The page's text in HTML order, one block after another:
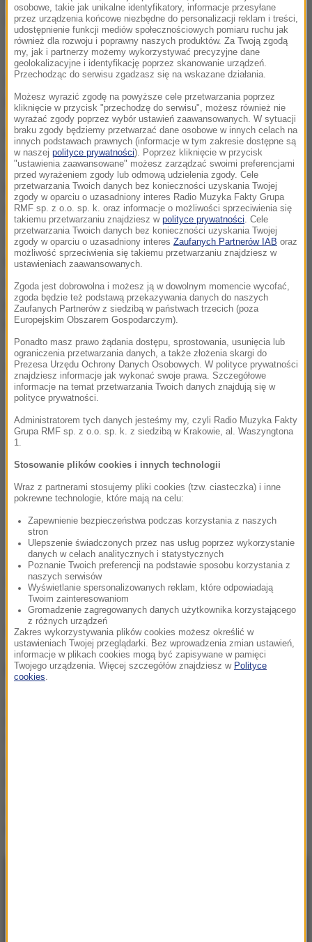
Kokaina była ukryta w pojemnikach na akumulatory wózka inwalidzkiego
57-letni mieszkaniec Curaçao został zatrzymany na
lotnisku w niemieckim Dusseldorfie.
Przemycał 11 kilogramów kokainy o czarnorynkowej
wartości ponad 750 tysięcy euro.
Narkotyki ukryte były w pojemnikach na akumulatory
wózka inwalidzkiego.
Zamieszkała przez 150 tysięcy osób wyspa
karaibska leży 20 minut jazdy motorówką od
wybrzeża Ameryki Południowej. Curacao jest
przystankiem na drodze przemytu narkotyków do
Europy.
Dalsza część artykułu pod materiałem video:
Źródło: RMF24
NAJWAŻNIEJSZE FAKTY
osobowe, takie jak unikalne identyfikatory, informacje przesyłane
przez urządzenia końcowe niezbędne do personalizacji reklam i treści,
udostępnienie funkcji mediów społecznościowych pomiaru ruchu jak
również dla rozwoju i poprawny naszych produktów. Za Twoją zgodą
my, jak i partnerzy możemy wykorzystywać precyzyjne dane
geolokalizacyjne i identyfikację poprzez skanowanie urządzeń.
Przechodząc do serwisu zgadzasz się na wskazane działania.
Możesz wyrazić zgodę na powyższe cele przetwarzania poprzez
kliknięcie w przycisk "przechodzę do serwisu", możesz również nie
wyrażać zgody poprzez wybór ustawień zaawansowanych. W sytuacji
braku zgody będziemy przetwarzać dane osobowe w innych celach na
innych podstawach prawnych (informacje w tym zakresie dostępne są
w naszej polityce prywatności). Poprzez kliknięcie w przycisk
"ustawienia zaawansowane" możesz zarządzać swoimi preferencjami
przed wyrażeniem zgody lub odmową udzielenia zgody. Cele
przetwarzania Twoich danych bez konieczności uzyskania Twojej
zgody w oparciu o uzasadniony interes Radio Muzyka Fakty Grupa
RMF sp. z o.o. sp. k. oraz informacje o możliwości sprzeciwienia się
takiemu przetwarzaniu znajdziesz w polityce prywatności. Cele
przetwarzania Twoich danych bez konieczności uzyskania Twojej
zgody w oparciu o uzasadniony interes Zaufanych Partnerów IAB oraz
możliwość sprzeciwienia się takiemu przetwarzaniu znajdziesz w
ustawieniach zaawansowanych.
Zgoda jest dobrowolna i możesz ją w dowolnym momencie wycofać,
zgoda będzie też podstawą przekazywania danych do naszych
Zaufanych Partnerów z siedzibą w państwach trzecich (poza
Europejskim Obszarem Gospodarczym).
Ponadto masz prawo żądania dostępu, sprostowania, usunięcia lub
ograniczenia przetwarzania danych, a także złożenia skargi do
Prezesa Urzędu Ochrony Danych Osobowych. W polityce prywatności
znajdziesz informacje jak wykonać swoje prawa. Szczegółowe
informacje na temat przetwarzania Twoich danych znajdują się w
polityce prywatności.
Administratorem tych danych jesteśmy my, czyli Radio Muzyka Fakty
Grupa RMF sp. z o.o. sp. k. z siedzibą w Krakowie, al. Waszyngtona
1.
Stosowanie plików cookies i innych technologii
Wraz z partnerami stosujemy pliki cookies (tzw. ciasteczka) i inne
pokrewne technologie, które mają na celu:
Zapewnienie bezpieczeństwa podczas korzystania z naszych
stron
Ulepszenie świadczonych przez nas usług poprzez wykorzystanie
danych w celach analitycznych i statystycznych
Poznanie Twoich preferencji na podstawie sposobu korzystania z
naszych serwisów
Wyświetlanie spersonalizowanych reklam, które odpowiadają
Twoim zainteresowaniom
Gromadzenie zagregowanych danych użytkownika korzystającego
z różnych urządzeń
Zakres wykorzystywania plików cookies możesz określić w
ustawieniach Twojej przeglądarki. Bez wprowadzenia zmian ustawień,
informacje w plikach cookies mogą być zapisywane w pamięci
Twojego urządzenia. Więcej szczegółów znajdziesz w Polityce
cookies.